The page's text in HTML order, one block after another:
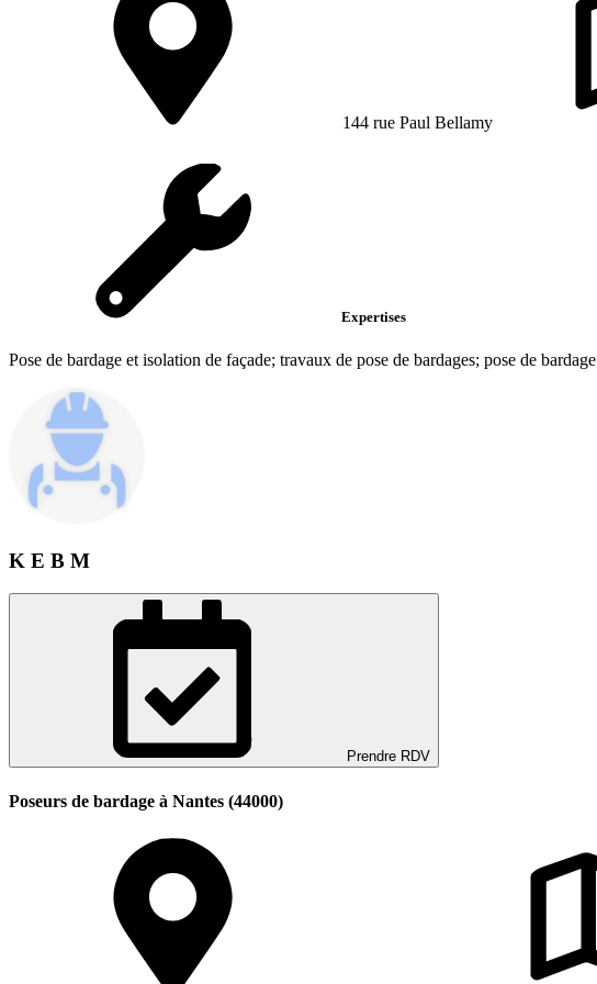
144 rue Paul Bellamy
Expertises
Pose de bardage et isolation de façade; travaux de pose de bardages; pose de bardage
K E B M
Prendre RDV
Poseurs de bardage à Nantes (44000)